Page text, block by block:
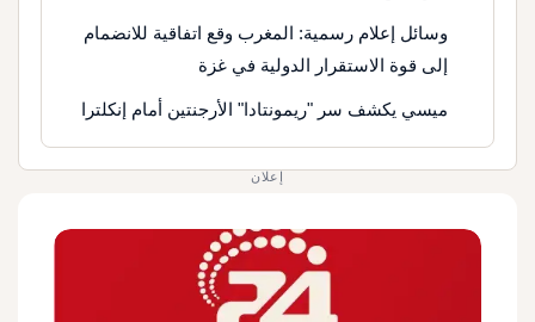
وسائل إعلام رسمية: المغرب وقع اتفاقية للانضمام
إلى قوة الاستقرار الدولية في غزة
ميسي يكشف سر "ريمونتادا" الأرجنتين أمام إنكلترا
إعلان